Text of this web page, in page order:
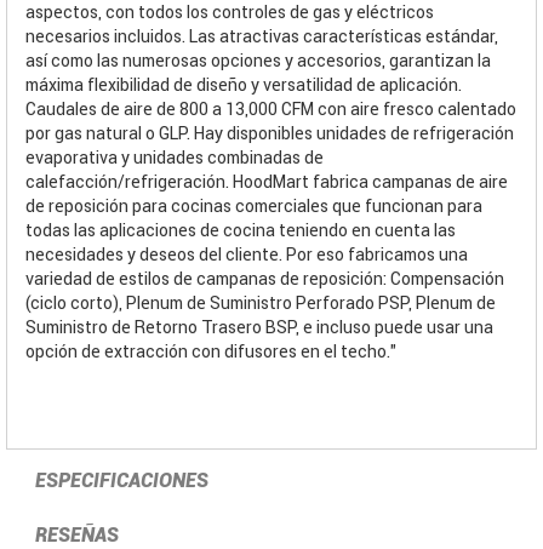
aspectos, con todos los controles de gas y eléctricos
necesarios incluidos. Las atractivas características estándar,
así como las numerosas opciones y accesorios, garantizan la
máxima flexibilidad de diseño y versatilidad de aplicación.
Caudales de aire de 800 a 13,000 CFM con aire fresco calentado
por gas natural o GLP. Hay disponibles unidades de refrigeración
evaporativa y unidades combinadas de
calefacción/refrigeración. HoodMart fabrica campanas de aire
de reposición para cocinas comerciales que funcionan para
todas las aplicaciones de cocina teniendo en cuenta las
necesidades y deseos del cliente. Por eso fabricamos una
variedad de estilos de campanas de reposición: Compensación
(ciclo corto), Plenum de Suministro Perforado PSP, Plenum de
Suministro de Retorno Trasero BSP, e incluso puede usar una
opción de extracción con difusores en el techo."
ESPECIFICACIONES
RESEÑAS